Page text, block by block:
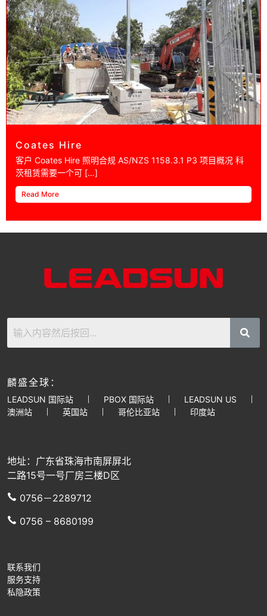
Coates Hire
客户 Coates Hire 照​​明合规 AS/NZS 1158.3.1 P3 项目概况 科
茨租赁需要一个可 […]
Read More
麟盛全球：
LEADSUN 国际站 PBOX 国际站
LEADSUN US
澳洲站
英国站 哥伦比亚站 印度站
地址：广东省珠海市南屏屏北
二路15号一号厂房三楼D区
0756－2289712
0756 – 8680199
联系我们
服务支持
私隐政策